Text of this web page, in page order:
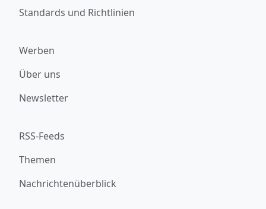
Standards und Richtlinien
Werben
Über uns
Newsletter
RSS-Feeds
Themen
Nachrichtenüberblick